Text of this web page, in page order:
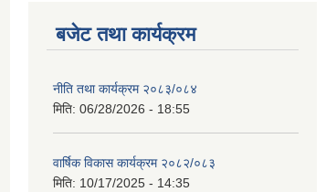
बजेट तथा कार्यक्रम
नीति तथा कार्यक्रम २०८३/०८४
मिति: 06/28/2026 - 18:55
वार्षिक विकास कार्यक्रम २०८२/०८३
मिति: 10/17/2025 - 14:35